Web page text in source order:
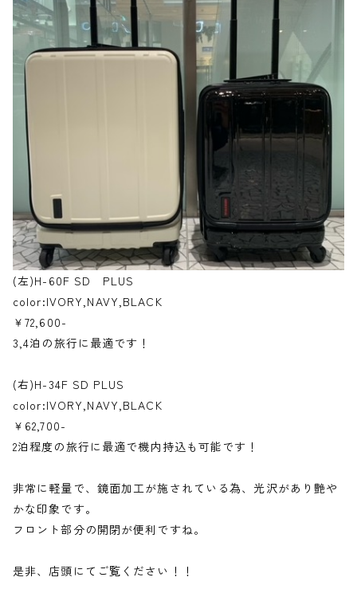
(左)H-60F SD PLUS
color:IVORY,NAVY,BLACK
￥72,600-
3,4泊の旅行に最適です！
(右)H-34F SD PLUS
color:IVORY,NAVY,BLACK
￥62,700-
2泊程度の旅行に最適で機内持込も可能です！
非常に軽量で、鏡面加工が施されている為、光沢があり艶や
かな印象です。
フロント部分の開閉が便利ですね。
是非、店頭にてご覧ください！！